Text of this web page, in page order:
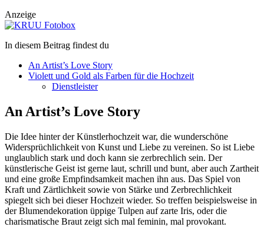
Anzeige
In diesem Beitrag findest du
An Artist’s Love Story
Violett und Gold als Farben für die Hochzeit
Dienstleister
An Artist’s Love Story
Die Idee hinter der Künstlerhochzeit war, die wunderschöne
Widersprüchlichkeit von Kunst und Liebe zu vereinen. So ist Liebe
unglaublich stark und doch kann sie zerbrechlich sein. Der
künstlerische Geist ist gerne laut, schrill und bunt, aber auch Zartheit
und eine große Empfindsamkeit machen ihn aus. Das Spiel von
Kraft und Zärtlichkeit sowie von Stärke und Zerbrechlichkeit
spiegelt sich bei dieser Hochzeit wieder. So treffen beispielsweise in
der Blumendekoration üppige Tulpen auf zarte Iris, oder die
charismatische Braut zeigt sich mal feminin, mal provokant.